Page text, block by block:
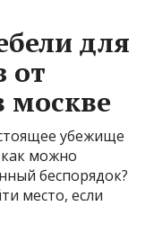
для
от
москве
убежище
можно
беспорядок?
место, если